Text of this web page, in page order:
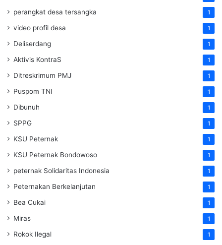
perangkat desa tersangka 1
video profil desa 1
Deliserdang 1
Aktivis KontraS 1
Ditreskrimum PMJ 1
Puspom TNI 1
Dibunuh 1
SPPG 1
KSU Peternak 1
KSU Peternak Bondowoso 1
peternak Solidaritas Indonesia 1
Peternakan Berkelanjutan 1
Bea Cukai 1
Miras 1
Rokok Ilegal 1